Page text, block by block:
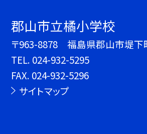
郡山市立橘小学校
〒963-8878 福島県郡山市堤下
TEL. 024-932-5295
FAX. 024-932-5296
サイトマップ